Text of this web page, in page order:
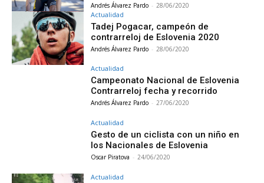
Andrés Álvarez Pardo - 28/06/2020
Actualidad
Tadej Pogacar, campeón de
contrarreloj de Eslovenia 2020
Andrés Álvarez Pardo - 28/06/2020
Actualidad
Campeonato Nacional de Eslovenia
Contrarreloj fecha y recorrido
Andrés Álvarez Pardo - 27/06/2020
Actualidad
Gesto de un ciclista con un niño en
los Nacionales de Eslovenia
Oscar Piratova - 24/06/2020
Actualidad